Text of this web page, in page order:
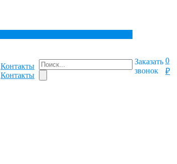
Контакты
Контакты
Заказать
звонок
0
₽